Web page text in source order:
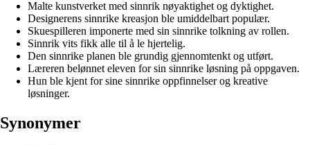
Malte kunstverket med sinnrik nøyaktighet og dyktighet.
Designerens sinnrike kreasjon ble umiddelbart populær.
Skuespilleren imponerte med sin sinnrike tolkning av rollen.
Sinnrik vits fikk alle til å le hjertelig.
Den sinnrike planen ble grundig gjennomtenkt og utført.
Læreren belønnet eleven for sin sinnrike løsning på oppgaven.
Hun ble kjent for sine sinnrike oppfinnelser og kreative
løsninger.
Synonymer